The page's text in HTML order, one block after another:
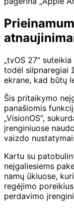
„tvOS 27“
todėl silpnaregiai
ekrane, kad būtų
Šis pritaikymo
panašiomis
„VisionOS“,
įrenginiuose
vaizdo
Kartu su
neįgaliesiems
namų ūkiuose,
regėjimo
perdavimo